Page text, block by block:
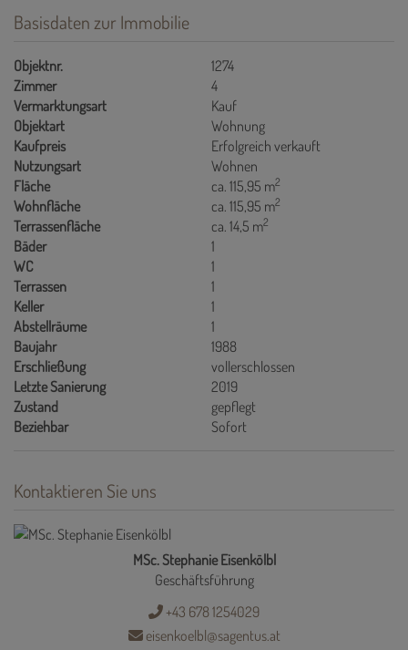
Basisdaten zur Immobilie
Objektnr.
1274
Zimmer
4
Vermarktungsart
Kauf
Objektart
Wohnung
Kaufpreis
Erfolgreich verkauft
Nutzungsart
Wohnen
Fläche
ca. 115,95 m2
Wohnfläche ca. 115,95 m2
Terrassenfläche ca. 14,5 m2
Bäder
1
WC
1
Terrassen
1
Keller
1
Abstellräume
1
Baujahr
1988
Erschließung
vollerschlossen
Letzte Sanierung
2019
Zustand
gepflegt
Beziehbar
Sofort
Kontaktieren Sie uns
MSc. Stephanie Eisenkölbl
Geschäftsführung
+43 678 1254029
eisenkoelbl@sagentus.at